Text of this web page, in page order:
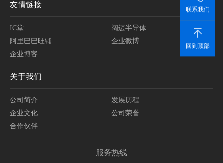
友情链接
IC堂
阔迈半导体
阿里巴巴旺铺
企业微博
企业博客
关于我们
公司简介
发展历程
企业文化
公司荣誉
合作伙伴
服务热线
联系我们
回到顶部